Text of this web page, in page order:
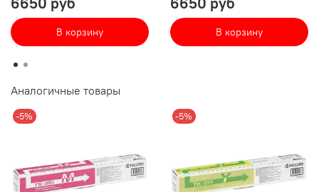
В корзину В корзину
Аналогичные товары
-5% -5%